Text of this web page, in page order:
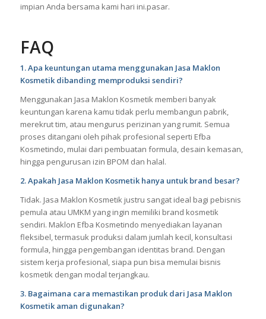
impian Anda bersama kami hari ini.pasar.
FAQ
1. Apa keuntungan utama menggunakan Jasa Maklon
Kosmetik dibanding memproduksi sendiri?
Menggunakan Jasa Maklon Kosmetik memberi banyak
keuntungan karena kamu tidak perlu membangun pabrik,
merekrut tim, atau mengurus perizinan yang rumit. Semua
proses ditangani oleh pihak profesional seperti Efba
Kosmetindo, mulai dari pembuatan formula, desain kemasan,
hingga pengurusan izin BPOM dan halal.
2. Apakah Jasa Maklon Kosmetik hanya untuk brand besar?
Tidak. Jasa Maklon Kosmetik justru sangat ideal bagi pebisnis
pemula atau UMKM yang ingin memiliki brand kosmetik
sendiri. Maklon Efba Kosmetindo menyediakan layanan
fleksibel, termasuk produksi dalam jumlah kecil, konsultasi
formula, hingga pengembangan identitas brand. Dengan
sistem kerja profesional, siapa pun bisa memulai bisnis
kosmetik dengan modal terjangkau.
3. Bagaimana cara memastikan produk dari Jasa Maklon
Kosmetik aman digunakan?